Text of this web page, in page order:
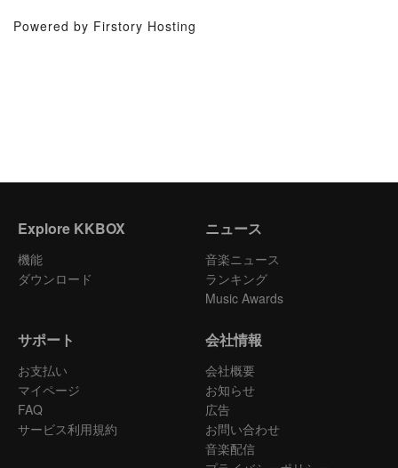
Powered by Firstory Hosting
Explore KKBOX
機能
ダウンロード
ニュース
音楽ニュース
ランキング
Music Awards
サポート
お支払い
マイページ
FAQ
サービス利用規約
会社情報
会社概要
お知らせ
広告
お問い合わせ
音楽配信